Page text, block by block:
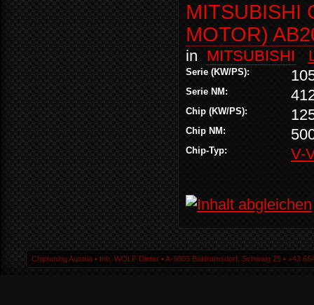
MITSUBISHI
MOTOR)
in MITSUBISHI
Serie (KW/PS):
Serie NM:
Chip (KW/PS):
Chip NM:
Chip-Typ: V-
Chiptuning Austria ▪ Inh. WOLF Dieter ▪ A-9805 Baldramsdorf, Schwaig 25 ▪ +43